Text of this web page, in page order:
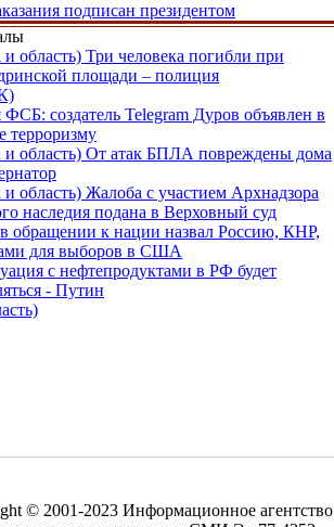
подписан президентом
область) Три человека погибли при
площади – полиция
ФСБ: создатель Telegram Дуров объявлен в
терроризму
область) От атак БПЛА повреждены дома
область) Жалоба с участием Архнадзора
наследия подана в Верховный суд
обращении к нации назвал Россию, КНР,
для выборов в США
с нефтепродуктами в РФ будет
- Путин
© 2001-2023 Информационное агентство